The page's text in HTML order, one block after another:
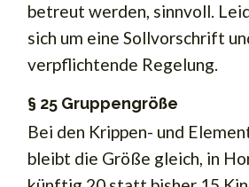
betreut werden, sinnvoll.
sich um eine Sollvorschrift
verpflichtende Regelung.
§ 25 Gruppengröße
Bei den Krippen- und
bleibt die Größe gleich, in